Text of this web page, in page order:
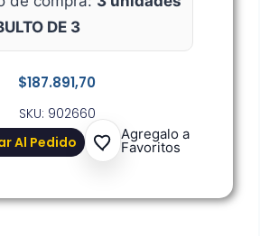
$187.891,70
SKU: 902660
Al Pedido
Agregalo a
Favoritos
DE 3